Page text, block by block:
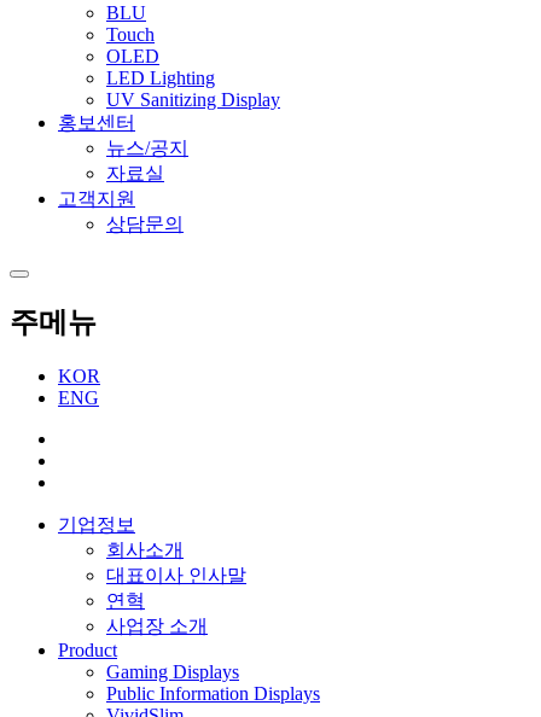
BLU
Touch
OLED
LED Lighting
UV Sanitizing Display
홍보센터
뉴스/공지
자료실
고객지원
상담문의
주메뉴
KOR
ENG
기업정보
회사소개
대표이사 인사말
연혁
사업장 소개
Product
Gaming Displays
Public Information Displays